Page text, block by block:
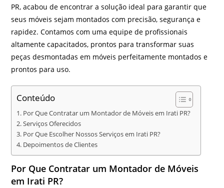
PR, acabou de encontrar a solução ideal para garantir que
seus móveis sejam montados com precisão, segurança e
rapidez. Contamos com uma equipe de profissionais
altamente capacitados, prontos para transformar suas
peças desmontadas em móveis perfeitamente montados e
prontos para uso.
Conteúdo
Por Que Contratar um Montador de Móveis em Irati PR?
Serviços Oferecidos
Por Que Escolher Nossos Serviços em Irati PR?
Depoimentos de Clientes
Por Que Contratar um Montador de Móveis
em Irati PR?